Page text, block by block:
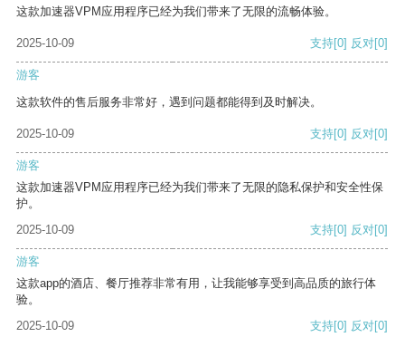
这款加速器VPM应用程序已经为我们带来了无限的流畅体验。
2025-10-09 支持[0] 反对[0]
游客
这款软件的售后服务非常好，遇到问题都能得到及时解决。
2025-10-09 支持[0] 反对[0]
游客
这款加速器VPM应用程序已经为我们带来了无限的隐私保护和安全性保
护。
2025-10-09
支持[0] 反对[0]
游客
这款app的酒店、餐厅推荐非常有用，让我能够享受到高品质的旅行体
验。
2025-10-09
支持[0] 反对[0]